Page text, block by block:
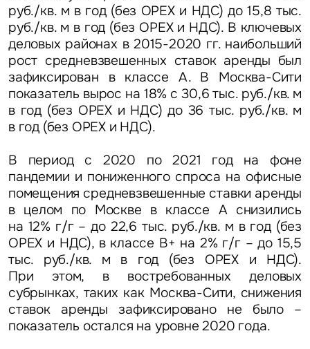
руб./кв. м в год (без OPEX и НДС) до 15,8 тыс.
руб./кв. м в год (без OPEX и НДС). В ключевых
деловых районах в 2015-2020 гг. наибольший
рост средневзвешенных ставок аренды был
зафиксирован в классе А. В Москва-Сити
показатель вырос на 18% с 30,6 тыс. руб./кв. м
в год (без OPEX и НДС) до 36 тыс. руб./кв. м
в год (без OPEX и НДС).
В период с 2020 по 2021 год на фоне
пандемии и пониженного спроса на офисные
помещения средневзвешенные ставки аренды
в целом по Москве в классе А снизились
на 12% г/г – до 22,6 тыс. руб./кв. м в год (без
OPEX и НДС), в классе В+ на 2% г/г – до 15,5
тыс. руб./кв. м в год (без OPEX и НДС).
При этом, в востребованных деловых
субрынках, таких как Москва-Сити, снижения
ставок аренды зафиксировано не было –
показатель остался на уровне 2020 года.
Задайте свой вопрос
Вопрос
Предложение
Жалоба
Уведомления
Это обязательное поле
Это обязательное поле
Это обязательное поле